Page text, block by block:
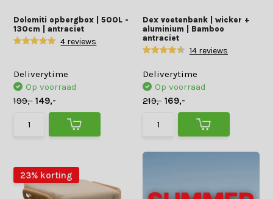
Dolomiti opbergbox | 500L -
130cm | antraciet
4 reviews
Deliverytime
Op voorraad
199,- 149,-
Dex voetenbank | wicker +
aluminium | Bamboo
antraciet
14 reviews
Deliverytime
Op voorraad
219,- 169,-
23% korting